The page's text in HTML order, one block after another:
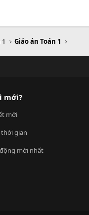
Giáo án Toán 1
mới?
mới
gian
mới nhất